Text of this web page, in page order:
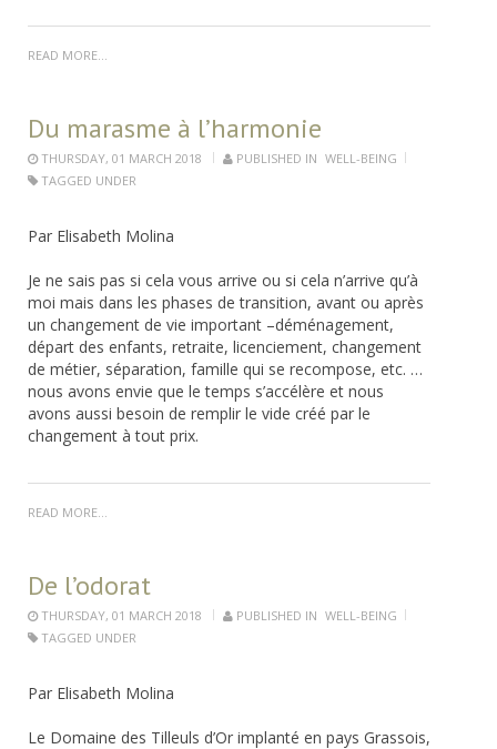
READ MORE...
Du marasme à l’harmonie
THURSDAY, 01 MARCH 2018 PUBLISHED IN WELL-BEING
TAGGED UNDER
Par Elisabeth Molina
Je ne sais pas si cela vous arrive ou si cela n’arrive qu’à
moi mais dans les phases de transition, avant ou après
un changement de vie important –déménagement,
départ des enfants, retraite, licenciement, changement
de métier, séparation, famille qui se recompose, etc. …
nous avons envie que le temps s’accélère et nous
avons aussi besoin de remplir le vide créé par le
changement à tout prix.
READ MORE...
De l’odorat
THURSDAY, 01 MARCH 2018 PUBLISHED IN WELL-BEING
TAGGED UNDER
Par Elisabeth Molina
Le Domaine des Tilleuls d’Or implanté en pays Grassois,